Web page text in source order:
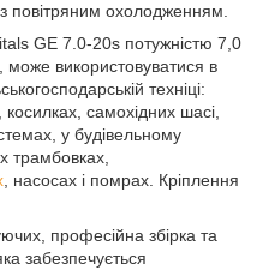
повітряним охолодженням.
GE 7.0-20s потужністю 7,0
використовуватися в
техніці:
, косилках, самохідних шасі,
у будівельному
трамбовках,
, насосах і помрах. Кріплення
професійна збірка та
забезпечується